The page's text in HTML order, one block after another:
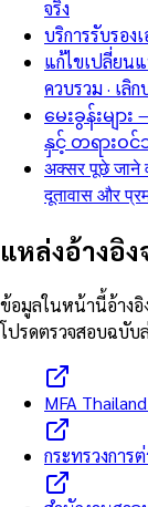
จริง
บริการรับรอง
แก้ไขเปลี่ยนแ
ควบรวม · เลิ
မေးခွန်းမျာ
နှင့် တရားဝင်
अक्सर पूछे जाने
दूतावास और
แหล่งอ้างอิ
ข้อมูลในหน้านี้อ้างอิ
โปรดตรวจสอบฉบับ
MFA
กระทรวงการ